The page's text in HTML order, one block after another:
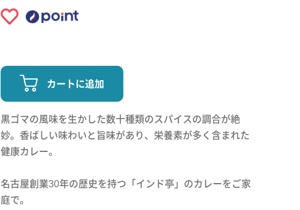
カートに追加
黒ゴマの風味を生かした数十種類のスパイスの調合が絶
妙。香ばしい味わいと旨味があり、栄養素が多く含まれた
健康カレー。
名古屋創業30年の歴史を持つ「インド亭」のカレーをご家
庭で。